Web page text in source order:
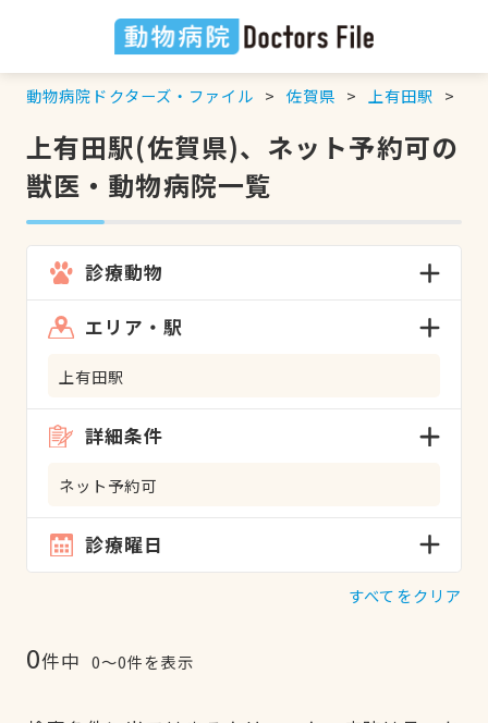
動物病院ドクターズ・ファイル 佐賀県 上有田駅
上有田駅(佐賀県)、ネット予約可の
獣医・動物病院一覧
診療動物
エリア・駅
上有田駅
詳細条件
ネット予約可
診療曜日
すべてをクリア
0件中 0〜0件を表示